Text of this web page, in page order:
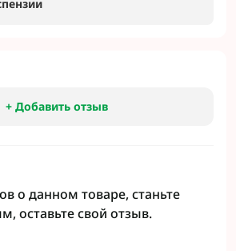
+ Добавить отзыв
о данном товаре, станьте
оставьте свой отзыв.